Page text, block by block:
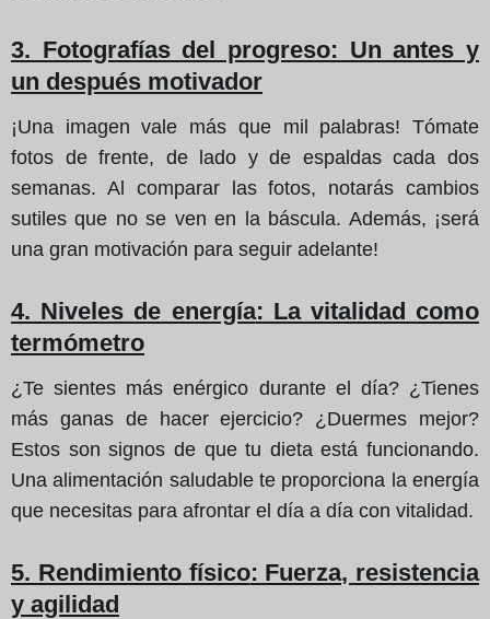
3. Fotografías del progreso: Un antes y
un después motivador
¡Una imagen vale más que mil palabras! Tómate
fotos de frente, de lado y de espaldas cada dos
semanas. Al comparar las fotos, notarás cambios
sutiles que no se ven en la báscula. Además, ¡será
una gran motivación para seguir adelante!
4. Niveles de energía: La vitalidad como
termómetro
¿Te sientes más enérgico durante el día? ¿Tienes
más ganas de hacer ejercicio? ¿Duermes mejor?
Estos son signos de que tu dieta está funcionando.
Una alimentación saludable te proporciona la energía
que necesitas para afrontar el día a día con vitalidad.
5. Rendimiento físico: Fuerza, resistencia
y agilidad